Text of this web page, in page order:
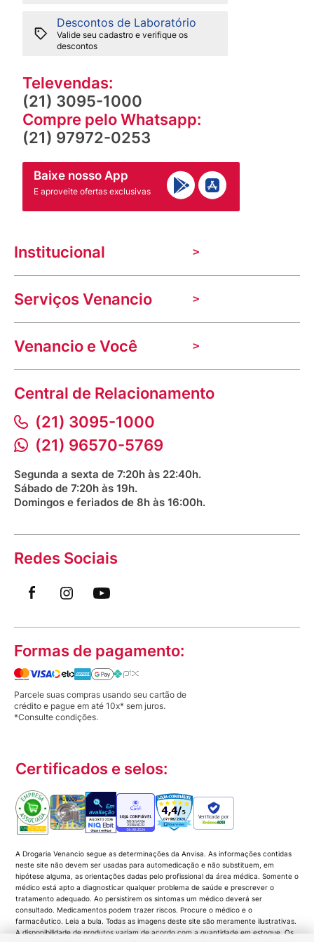
Descontos de Laboratório
Valide seu cadastro e verifique os
descontos
Televendas:
(21) 3095-1000
Compre pelo Whatsapp:
(21) 97972-0253
Baixe nosso App
E aproveite ofertas exclusivas
Institucional
A Venancio
Trabalhe Conosco
Nossas lojas
Indique seu imóvel
Aniversário Venancio 2025
Serviços Venancio
Troca e devolução
Mecânica de promoções
Dúvidas frequentes
Prazos e entregas
Bioimpedância Gratuita
Venancio e Você
VClube - Programa de fidelidade
Fale com o farmacêutico
Fale conosco
Procon RJ
Saúde na praça
Central de Relacionamento
(21) 3095-1000
(21) 96570-5769
Segunda a sexta de 7:20h às 22:40h.
Sábado de 7:20h às 19h.
Domingos e feriados de 8h às 16:00h.
Redes Sociais
Formas de pagamento:
Parcele suas compras usando seu cartão de
crédito e pague em até 10x* sem juros.
*Consulte condições.
Certificados e selos:
Verificada por
A Drogaria Venancio segue as determinações da Anvisa. As informações contidas
neste site não devem ser usadas para automedicação e não substituem, em
hipótese alguma, as orientações dadas pelo profissional da área médica. Somente o
médico está apto a diagnosticar qualquer problema de saúde e prescrever o
tratamento adequado. Ao persistirem os sintomas um médico deverá ser
consultado. Medicamentos podem trazer riscos. Procure o médico e o
farmacêutico. Leia a bula. Todas as imagens deste site são meramente ilustrativas.
A disponibilidade de produtos variam de acordo com a quantidade em estoque. Os